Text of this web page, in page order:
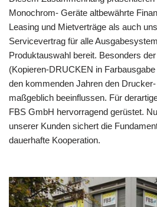
Monochrom- Geräte altbewährte
Leasing und Mietverträge als auch
Servicevertrag für alle
Produktauswahl bereit. Besonders
(Kopieren-DRUCKEN in
den kommenden Jahren den
maßgeblich beeinflussen. Für
FBS GmbH hervorragend gerüstet.
unserer Kunden sichert die
dauerhafte Kooperation.